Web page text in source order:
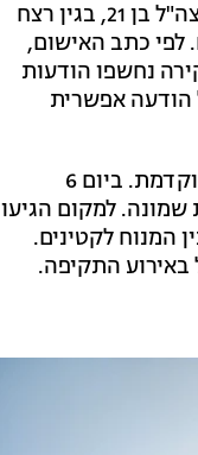
בנובמבר אשתקד הוגש כתב אישום לבית המשפט המחוזי בנצרת נגד ליעד אדרי, חייל צה"ל בן 21, בגין רצח
לפי כתב האישום,
נחשפו הודעות
הודעה אפשרית
לפי כתב האישום שהגישה עו"ד אליזבט קדמון, "בין המנוח לנאשם לא קיימת היכרות מוקדמת. ביום 6
שמונה. למקום הגיעו
המנוח לקטינים.
באירוע התקיפה.